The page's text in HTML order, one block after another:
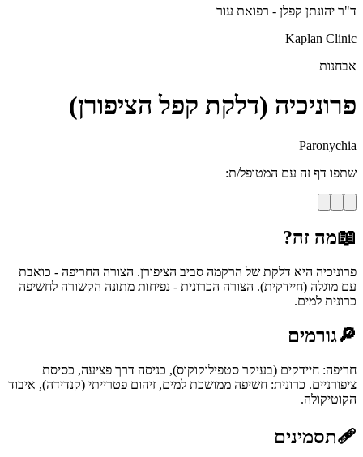
ד"ר יהונתן קפלן - רפואת עור
Kaplan Clinic
אבחנות
פרוניכיה (דלקת קפל הציפורן)
Paronychia
שתפו דף זה עם המטופל/ת:
📖מה זה?
פרוניכיה היא דלקת של הרקמה סביב הציפורן. הצורה החריפה - כואבת
עם מוגלה (חיידקית). הצורה הכרונית - נפיחות מתונה הקשורה לחשיפה
כרונית למים.
🔎גורמים
חריפה: חיידקים (בעיקר סטפילוקוקוס), כניסה דרך פציעה, כסיסת
ציפורניים. כרונית: חשיפה ממושכת למים, זיהום פטרייתי (קנדידה), איבוד
הקוטיקולה.
🩹תסמינים